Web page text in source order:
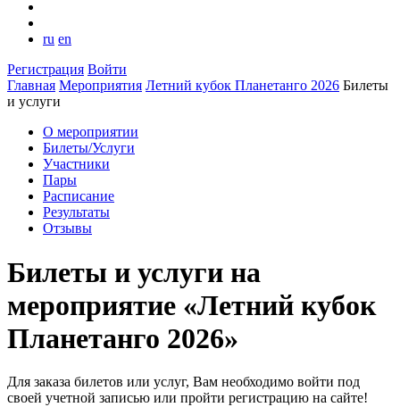
ru en
Регистрация Войти
Главная Мероприятия Летний кубок Планетанго 2026 Билеты
и услуги
О мероприятии
Билеты/Услуги
Участники
Пары
Расписание
Результаты
Отзывы
Билеты и услуги на
мероприятие «Летний кубок
Планетанго 2026»
Для заказа билетов или услуг, Вам необходимо войти под
своей учетной записью или пройти регистрацию на сайте!